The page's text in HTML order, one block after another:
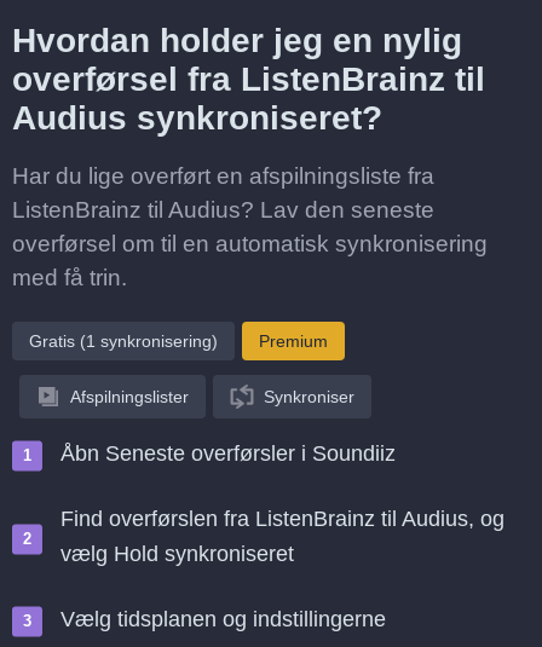
Hvordan holder jeg en nylig
overførsel fra ListenBrainz til
Audius synkroniseret?
Har du lige overført en afspilningsliste fra
ListenBrainz til Audius? Lav den seneste
overførsel om til en automatisk synkronisering
med få trin.
Gratis (1 synkronisering) Premium
Afspilningslister Synkroniser
Åbn Seneste overførsler i Soundiiz
Find overførslen fra ListenBrainz til Audius, og
vælg Hold synkroniseret
Vælg tidsplanen og indstillingerne